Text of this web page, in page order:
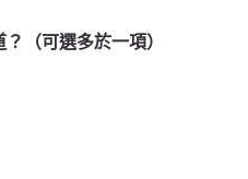
（可選多於一項）